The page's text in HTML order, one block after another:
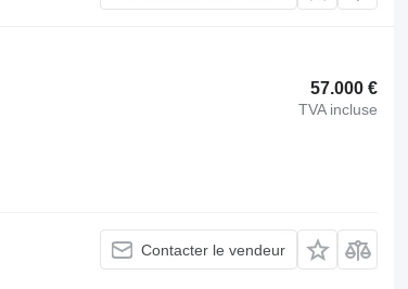
57.000 €
TVA incluse
Contacter le vendeur